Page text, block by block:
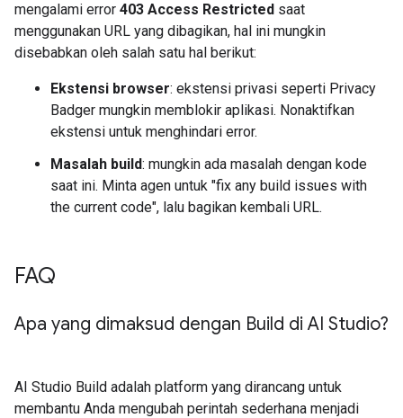
mengalami error 403 Access Restricted saat
menggunakan URL yang dibagikan, hal ini mungkin
disebabkan oleh salah satu hal berikut:
Ekstensi browser: ekstensi privasi seperti Privacy
Badger mungkin memblokir aplikasi. Nonaktifkan
ekstensi untuk menghindari error.
Masalah build: mungkin ada masalah dengan kode
saat ini. Minta agen untuk "fix any build issues with
the current code", lalu bagikan kembali URL.
FAQ
Apa yang dimaksud dengan Build di AI Studio?
AI Studio Build adalah platform yang dirancang untuk
membantu Anda mengubah perintah sederhana menjadi